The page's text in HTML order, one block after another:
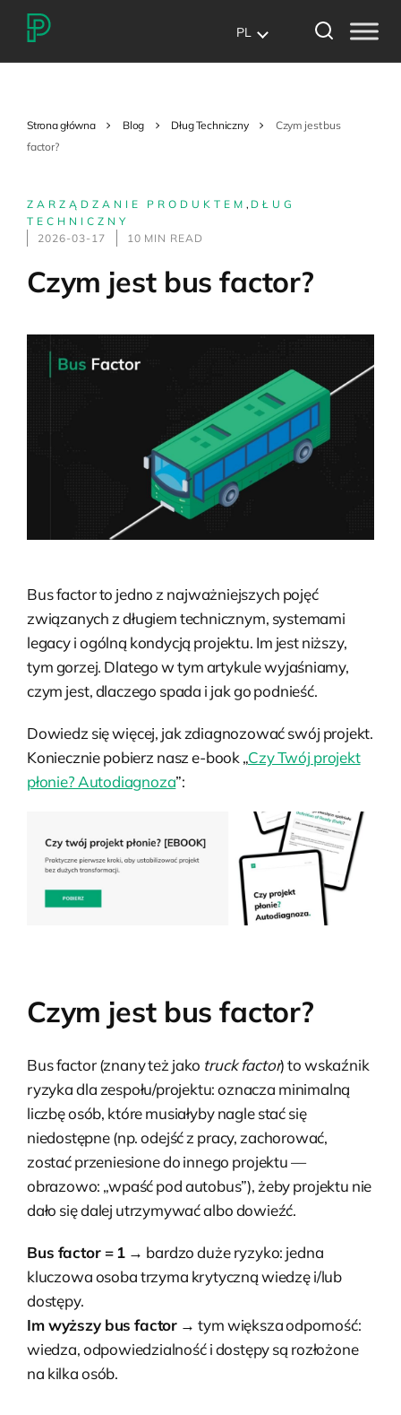
PL
Strona główna Blog Dług Techniczny
Czym jest bus
factor?
ZARZĄDZANIE PRODUKTEM, DŁUG
TECHNICZNY
2026-03-17
10 MIN READ
Czym jest bus factor?
Bus factor to jedno z najważniejszych pojęć
związanych z długiem technicznym, systemami
legacy i ogólną kondycją projektu. Im jest niższy,
tym gorzej. Dlatego w tym artykule wyjaśniamy,
czym jest, dlaczego spada i jak go podnieść.
Dowiedz się więcej, jak zdiagnozować swój projekt.
Koniecznie pobierz nasz e-book „Czy Twój projekt
płonie? Autodiagnoza”:
Czym jest bus factor?
Bus factor (znany też jako truck factor) to wskaźnik
ryzyka dla zespołu/projektu: oznacza minimalną
liczbę osób, które musiałyby nagle stać się
niedostępne (np. odejść z pracy, zachorować,
zostać przeniesione do innego projektu —
obrazowo: „wpaść pod autobus”), żeby projektu nie
dało się dalej utrzymywać albo dowieźć.
Bus factor = 1 → bardzo duże ryzyko: jedna
kluczowa osoba trzyma krytyczną wiedzę i/lub
dostępy.
Im wyższy bus factor → tym większa odporność:
wiedza, odpowiedzialność i dostępy są rozłożone
na kilka osób.